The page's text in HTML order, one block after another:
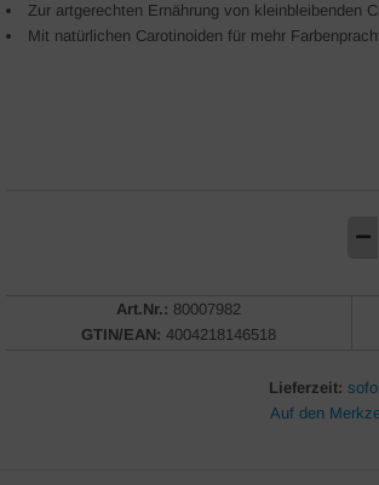
Zur artgerechten Ernährung von kleinbleibenden
Mit natürlichen Carotinoiden für mehr
Art.Nr.: 80007982
GTIN/EAN: 4004218146518
Lieferzeit: